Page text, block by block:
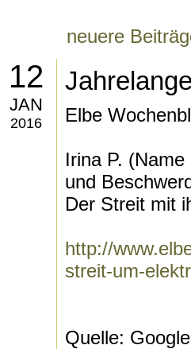
neuere
12
JAN
2016 Elbe
Irina P.
und
Der Streit mit
http://
streit-um-
Quelle: